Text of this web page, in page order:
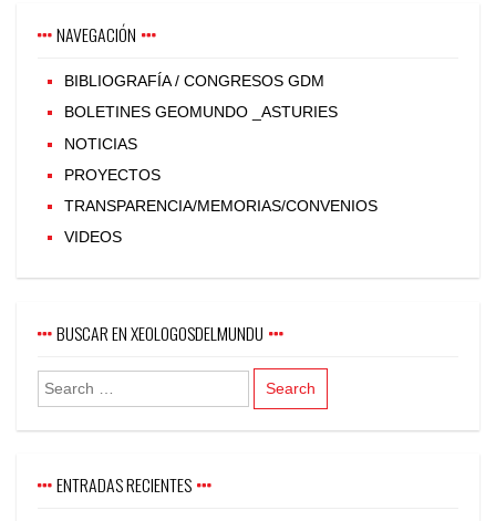
NAVEGACIÓN
BIBLIOGRAFÍA / CONGRESOS GDM
BOLETINES GEOMUNDO _ASTURIES
NOTICIAS
PROYECTOS
TRANSPARENCIA/MEMORIAS/CONVENIOS
VIDEOS
BUSCAR EN XEOLOGOSDELMUNDU
ENTRADAS RECIENTES